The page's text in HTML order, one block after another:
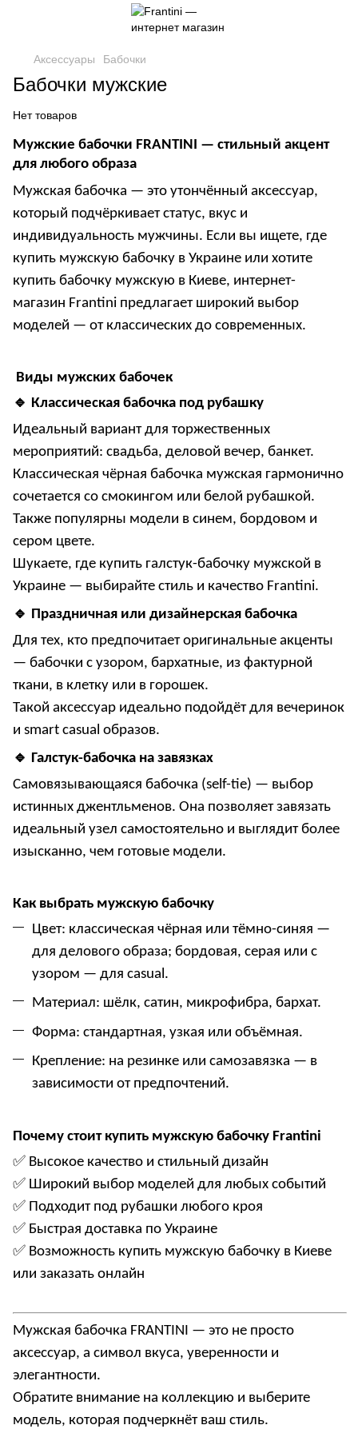
Аксессуары Бабочки
Бабочки мужские
Нет товаров
Мужские бабочки FRANTINI — стильный акцент
для любого образа
Мужская бабочка — это утончённый аксессуар,
который подчёркивает статус, вкус и
индивидуальность мужчины. Если вы ищете, где
купить мужскую бабочку в Украине или хотите
купить бабочку мужскую в Киеве, интернет-
магазин Frantini предлагает широкий выбор
моделей — от классических до современных.
Виды мужских бабочек
🔹 Классическая бабочка под рубашку
Идеальный вариант для торжественных
мероприятий: свадьба, деловой вечер, банкет.
Классическая чёрная бабочка мужская гармонично
сочетается со смокингом или белой рубашкой.
Также популярны модели в синем, бордовом и
сером цвете.
Шукаете, где купить галстук-бабочку мужской в
Украине — выбирайте стиль и качество Frantini.
🔹 Праздничная или дизайнерская бабочка
Для тех, кто предпочитает оригинальные акценты
— бабочки с узором, бархатные, из фактурной
ткани, в клетку или в горошек.
Такой аксессуар идеально подойдёт для вечеринок
и smart casual образов.
🔹 Галстук-бабочка на завязках
Самовязывающаяся бабочка (self-tie) — выбор
истинных джентльменов. Она позволяет завязать
идеальный узел самостоятельно и выглядит более
изысканно, чем готовые модели.
Как выбрать мужскую бабочку
Цвет: классическая чёрная или тёмно-синяя —
для делового образа; бордовая, серая или с
узором — для casual.
Материал: шёлк, сатин, микрофибра, бархат.
Форма: стандартная, узкая или объёмная.
Крепление: на резинке или самозавязка — в
зависимости от предпочтений.
Почему стоит купить мужскую бабочку Frantini
✅ Высокое качество и стильный дизайн
✅ Широкий выбор моделей для любых событий
✅ Подходит под рубашки любого кроя
✅ Быстрая доставка по Украине
✅ Возможность купить мужскую бабочку в Киеве
или заказать онлайн
Мужская бабочка FRANTINI — это не просто
аксессуар, а символ вкуса, уверенности и
элегантности.
Обратите внимание на коллекцию и выберите
модель, которая подчеркнёт ваш стиль.